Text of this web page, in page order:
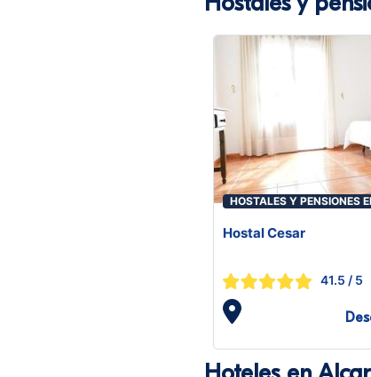
HOSTALES Y PENSIONES
Hostal Cesar
41.5 / 5